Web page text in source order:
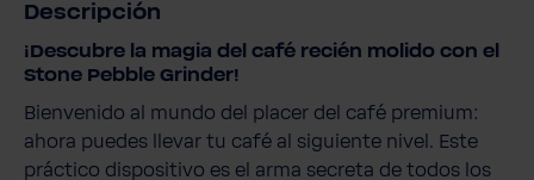
Descripción
¡Descubre la magia del café recién molido con el
Stone Pebble Grinder!
Bienvenido al mundo del placer del café premium:
ahora puedes llevar tu café al siguiente nivel. Este
práctico dispositivo es el arma secreta de todos los